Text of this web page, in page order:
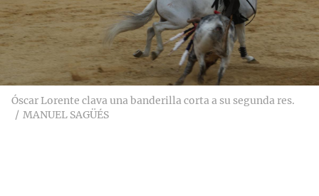
Óscar Lorente clava una banderilla corta a su segunda res.
MANUEL SAGÜÉS